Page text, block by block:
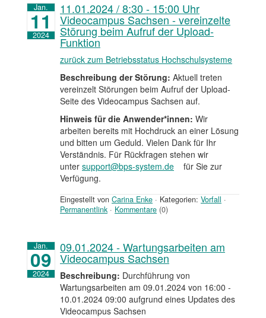
Jan.
11
2024
11.01.2024 / 8:30 - 15:00 Uhr
Videocampus Sachsen - vereinzelte
Störung beim Aufruf der Upload-
Funktion
zurück zum Betriebsstatus Hochschulsysteme
Beschreibung der Störung: Aktuell treten
vereinzelt Störungen beim Aufruf der Upload-
Seite des Videocampus Sachsen auf.
Hinweis für die Anwender*innen: Wir
arbeiten bereits mit Hochdruck an einer Lösung
und bitten um Geduld. Vielen Dank für Ihr
Verständnis. Für Rückfragen stehen wir
unter support@bps-system.de
für Sie zur
Verfügung.
Eingestellt von Carina Enke · Kategorien: Vorfall ·
Permanentlink · Kommentare (0)
Jan.
09
2024
09.01.2024 - Wartungsarbeiten am
Videocampus Sachsen
Beschreibung: Durchführung von
Wartungsarbeiten am 09.01.2024 von 16:00 -
10.01.2024 09:00 aufgrund eines Updates des
Videocampus Sachsen